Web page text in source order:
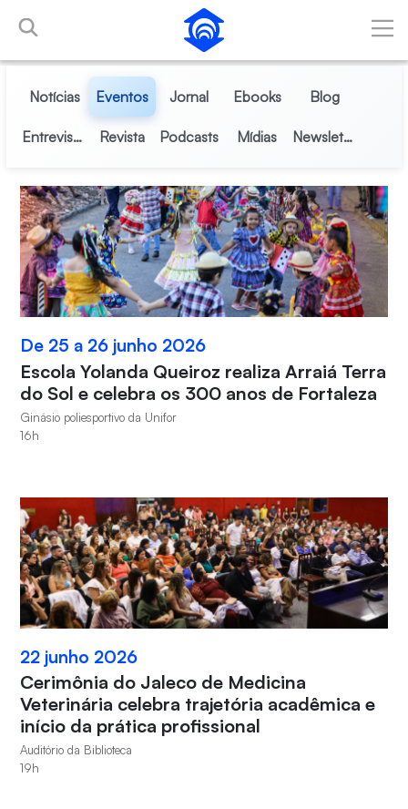
Pular para o Conteúdo principal
Notícias Eventos Jornal Ebooks Blog
Entrevistas Revista Podcasts Mídias Newsletter
De 25 a 26 junho 2026
Escola Yolanda Queiroz realiza Arraiá Terra
do Sol e celebra os 300 anos de Fortaleza
Ginásio poliesportivo da Unifor
16h
22 junho 2026
Cerimônia do Jaleco de Medicina
Veterinária celebra trajetória acadêmica e
início da prática profissional
Auditório da Biblioteca
19h